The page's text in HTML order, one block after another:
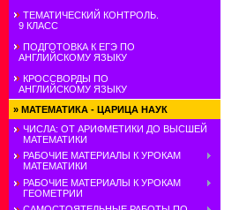
ТЕМАТИЧЕСКИЙ КОНТРОЛЬ.
9 КЛАСС
ПОДГОТОВКА К ЕГЭ ПО
АНГЛИЙСКОМУ ЯЗЫКУ
КРОССВОРДЫ ПО
АНГЛИЙСКОМУ ЯЗЫКУ
» МАТЕМАТИКА - ЦАРИЦА НАУК
ЧИСЛА: ОТ АРИФМЕТИКИ ДО ВЫСШЕЙ
МАТЕМАТИКИ
РАБОЧИЕ МАТЕРИАЛЫ К УРОКАМ
МАТЕМАТИКИ
РАБОЧИЕ МАТЕРИАЛЫ К УРОКАМ
ГЕОМЕТРИИ